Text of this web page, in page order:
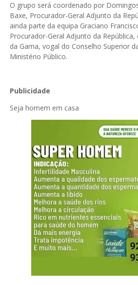
O grupo será coordenado por
Baxe, Procurador-Geral Adjunto da
ainda parte da equipa Graciano
Procurador-Geral Adjunto da
da Gama, vogal do Conselho Superior
Ministério Público.
Publicidade
Seja homem em casa